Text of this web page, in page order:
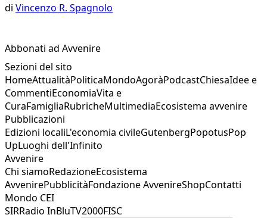
di Vincenzo R. Spagnolo
Abbonati ad Avvenire
Sezioni del sito
HomeAttualitàPoliticaMondoAgoràPodcastChiesaIdee e
CommentiEconomiaVita e
CuraFamigliaRubricheMultimediaEcosistema avvenire
Pubblicazioni
Edizioni localiL'economia civileGutenbergPopotusPop
UpLuoghi dell'Infinito
Avvenire
Chi siamoRedazioneEcosistema
AvvenirePubblicitàFondazione AvvenireShopContatti
Mondo CEI
SIRRadio InBluTV2000FISC